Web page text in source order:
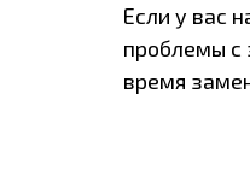
Если у вас
проблемы с
время